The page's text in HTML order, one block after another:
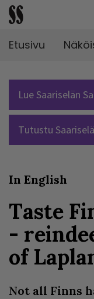
Etusivu
Lue Saariselän
Tutustu
In English
Taste
-
of
Not all Finns